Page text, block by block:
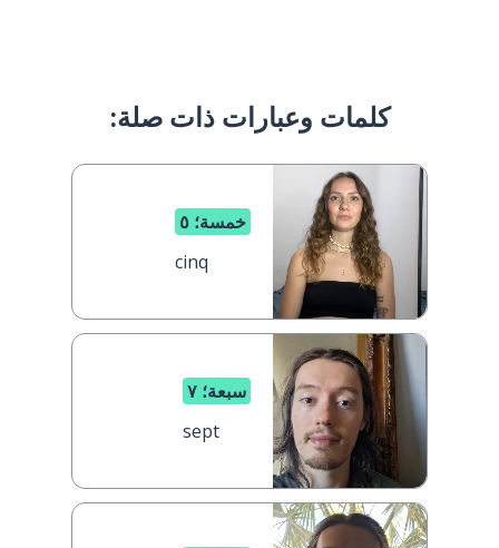
كلمات وعبارات ذات صلة:
خمسة؛ ٥
cinq
سبعة؛ ٧
sept